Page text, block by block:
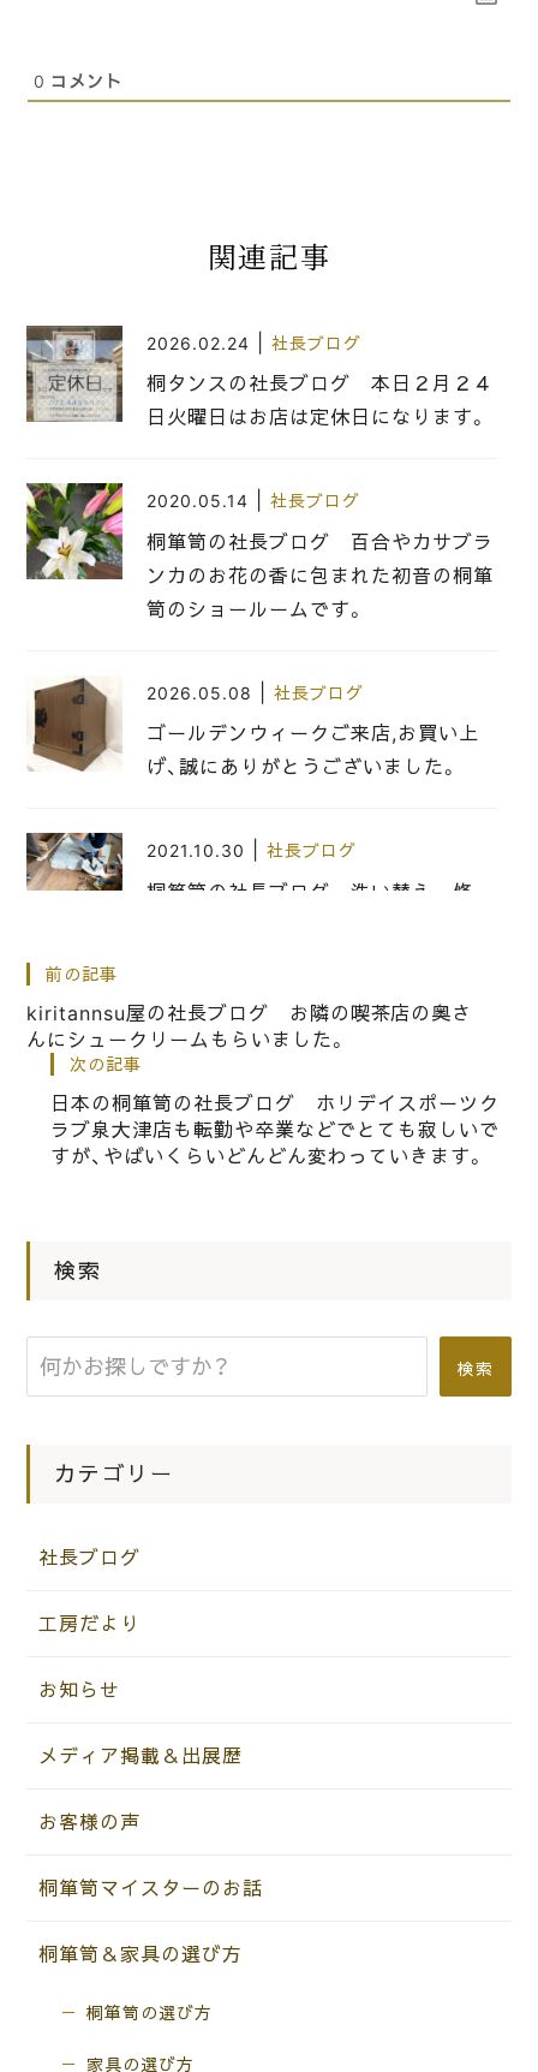
0 コメント
関連記事
2026.02.24 社長ブログ
桐タンスの社長ブログ 本日２月２４
日火曜日はお店は定休日になります。
2020.05.14 社長ブログ
桐箪笥の社長ブログ 百合やカサブラ
ンカのお花の香に包まれた初音の桐箪
笥のショールームです。
2026.05.08 社長ブログ
ゴールデンウィークご来店,お買い上
げ、誠にありがとうございました。
2021.10.30 社長ブログ
桐箪笥の社長ブログ 洗い替え 修
2019.06.28 | 社長ブログ
桐箪笥の洗い修理ですが古い金具を磨
いてメッキ直しします。
実はこれが大好きなんです。
前の記事
kiritannsu屋の社長ブログ お隣の喫茶店の奥さ
んにシュークリームもらいました。
次の記事
日本の桐箪笥の社長ブログ ホリデイスポーツク
ラブ泉大津店も転勤や卒業などでとても寂しいで
すが、やばいくらいどんどん変わっていきます。
検索
検索
カテゴリー
社長ブログ
工房だより
お知らせ
メディア掲載＆出展歴
お客様の声
桐箪笥マイスターのお話
桐箪笥＆家具の選び方
桐箪笥の選び方
家具の選び方